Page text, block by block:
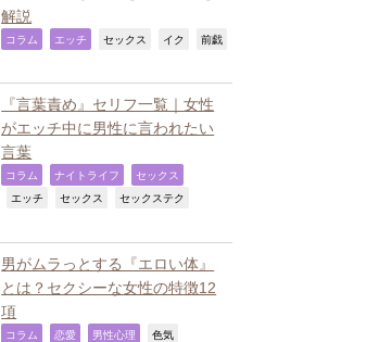
解説
コラム エッチ セックス イク 前戯
『言葉責め』セリフ一覧｜女性
がエッチ中に男性に言われたい
言葉
コラム ナイトライフ セックス
エッチ セックス セックステク
男がムラっとする『エロい体』
とは？セクシーな女性の特徴12
項
コラム 恋愛 男性心理 色気